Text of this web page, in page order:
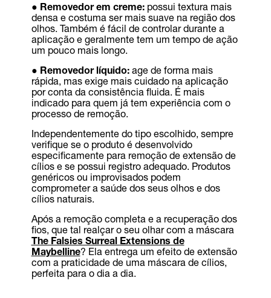
● Removedor em creme:possui textura mais
densa e costuma ser mais suave na região dos
olhos. Também é fácil de controlar durante a
aplicação e geralmente tem um tempo de ação
um pouco mais longo.
● Removedor líquido: age de forma mais
rápida, mas exige mais cuidado na aplicação
por conta da consistência fluida. É mais
indicado para quem já tem experiência com o
processo de remoção.
Independentemente do tipo escolhido, sempre
verifique se o produto é desenvolvido
especificamente para remoção de extensão de
cílios e se possui registro adequado. Produtos
genéricos ou improvisados podem
comprometer a saúde dos seus olhos e dos
cílios naturais.
Após a remoção completa e a recuperação dos
fios, que tal realçar o seu olhar com a máscara
The Falsies Surreal Extensions de
Maybelline? Ela entrega um efeito de extensão
com a praticidade de uma máscara de cílios,
perfeita para o dia a dia.